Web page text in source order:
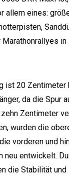
allem eines:
ist 20
da die Spur
Zentimeter
wurden die
vorderen und
neu entwickelt.
die Stabilität